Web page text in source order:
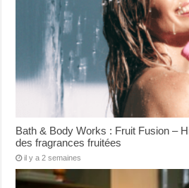
Bath & Body Works : Fruit Fusion –
des fragrances fruitées
il y a 2 semaines